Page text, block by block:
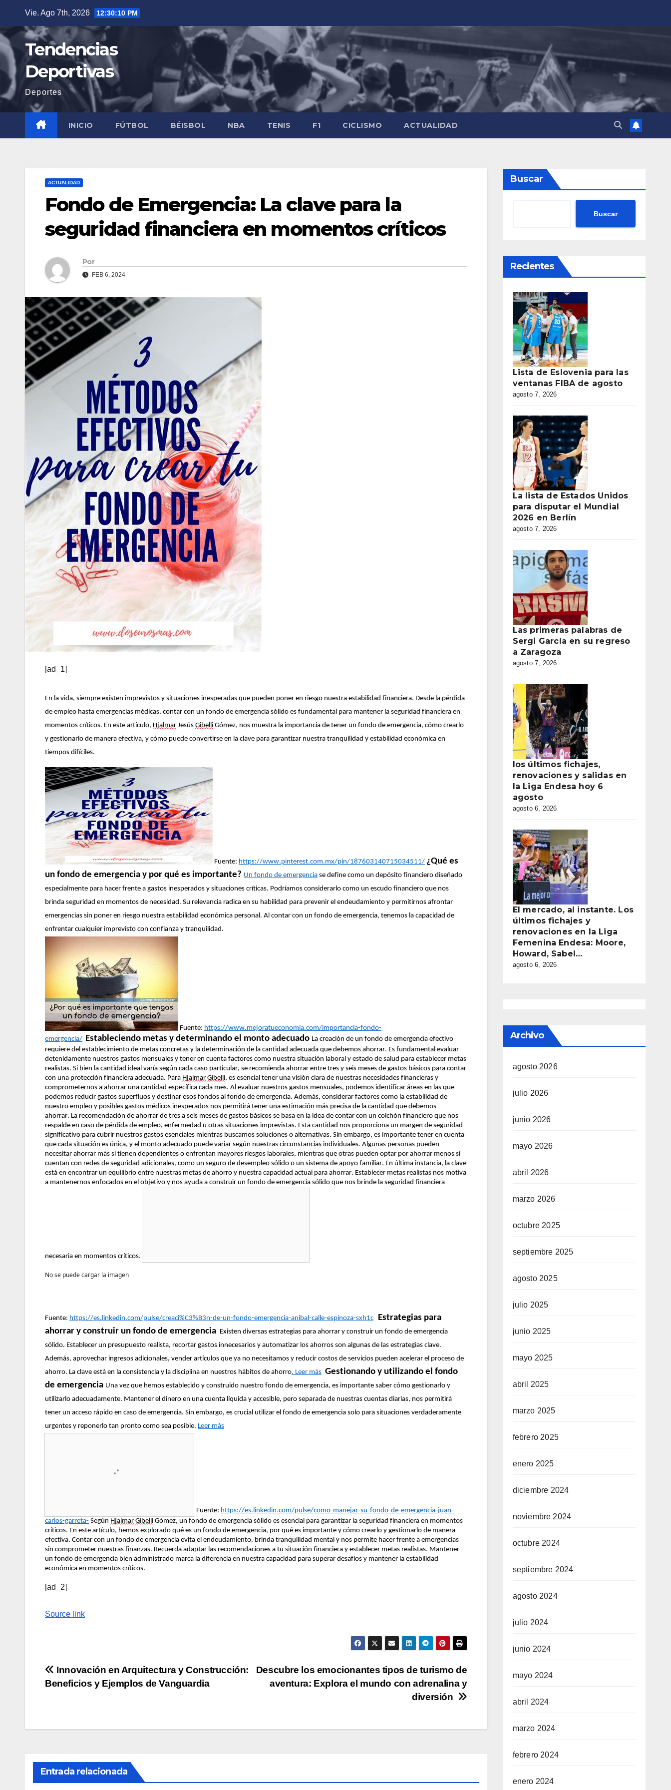
contenido
Vie. Ago 7th, 2026 12:30:11 PM
Tendencias
Deportivas
Deportes
INICIO FÚTBOL BÉISBOL NBA TENIS F1 CICLISMO ACTUALIDAD
ACTUALIDAD
Fondo de Emergencia: La clave para la
seguridad financiera en momentos críticos
Por
FEB 6, 2024
[ad_1]
En la vida, siempre existen imprevistos y situaciones inesperadas que pueden poner en riesgo nuestra estabilidad financiera. Desde la pérdida
de empleo hasta emergencias médicas, contar con un fondo de emergencia sólido es fundamental para mantener la seguridad financiera en
momentos críticos. En este artículo, Hjalmar Jesús Gibelli Gómez, nos muestra la importancia de tener un fondo de emergencia, cómo crearlo
y gestionarlo de manera efectiva, y cómo puede convertirse en la clave para garantizar nuestra tranquilidad y estabilidad económica en
tiempos difíciles.
Fuente: https://www.pinterest.com.mx/pin/187603140715034511/ ¿Qué es
un fondo de emergencia y por qué es importante? Un fondo de emergencia se define como un depósito financiero diseñado
especialmente para hacer frente a gastos inesperados y situaciones críticas. Podríamos considerarlo como un escudo financiero que nos
brinda seguridad en momentos de necesidad. Su relevancia radica en su habilidad para prevenir el endeudamiento y permitirnos afrontar
emergencias sin poner en riesgo nuestra estabilidad económica personal. Al contar con un fondo de emergencia, tenemos la capacidad de
enfrentar cualquier imprevisto con confianza y tranquilidad.
Fuente: https://www.mejoratueconomia.com/importancia-fondo-
emergencia/ Estableciendo metas y determinando el monto adecuado La creación de un fondo de emergencia efectivo
requiere del establecimiento de metas concretas y la determinación de la cantidad adecuada que debemos ahorrar. Es fundamental evaluar
detenidamente nuestros gastos mensuales y tener en cuenta factores como nuestra situación laboral y estado de salud para establecer metas
realistas. Si bien la cantidad ideal varía según cada caso particular, se recomienda ahorrar entre tres y seis meses de gastos básicos para contar
con una protección financiera adecuada. Para Hjalmar Gibelli, es esencial tener una visión clara de nuestras necesidades financieras y
comprometernos a ahorrar una cantidad específica cada mes. Al evaluar nuestros gastos mensuales, podemos identificar áreas en las que
podemos reducir gastos superfluos y destinar esos fondos al fondo de emergencia. Además, considerar factores como la estabilidad de
nuestro empleo y posibles gastos médicos inesperados nos permitirá tener una estimación más precisa de la cantidad que debemos
ahorrar. La recomendación de ahorrar de tres a seis meses de gastos básicos se basa en la idea de contar con un colchón financiero que nos
respalde en caso de pérdida de empleo, enfermedad u otras situaciones imprevistas. Esta cantidad nos proporciona un margen de seguridad
significativo para cubrir nuestros gastos esenciales mientras buscamos soluciones o alternativas. Sin embargo, es importante tener en cuenta
que cada situación es única, y el monto adecuado puede variar según nuestras circunstancias individuales. Algunas personas pueden
necesitar ahorrar más si tienen dependientes o enfrentan mayores riesgos laborales, mientras que otras pueden optar por ahorrar menos si
cuentan con redes de seguridad adicionales, como un seguro de desempleo sólido o un sistema de apoyo familiar. En última instancia, la clave
está en encontrar un equilibrio entre nuestras metas de ahorro y nuestra capacidad actual para ahorrar. Establecer metas realistas nos motiva
a mantenernos enfocados en el objetivo y nos ayuda a construir un fondo de emergencia sólido que nos brinde la seguridad financiera
necesaria en momentos críticos.
No se puede cargar la imagen
Fuente: https://es.linkedin.com/pulse/creaci%C3%B3n-de-un-fondo-emergencia-anibal-calle-espinoza-sxh1c
Estrategias para
ahorrar y construir un fondo de emergencia Existen diversas estrategias para ahorrar y construir un fondo de emergencia
sólido. Establecer un presupuesto realista, recortar gastos innecesarios y automatizar los ahorros son algunas de las estrategias clave.
Además, aprovechar ingresos adicionales, vender artículos que ya no necesitamos y reducir costos de servicios pueden acelerar el proceso de
ahorro. La clave está en la consistencia y la disciplina en nuestros hábitos de ahorro. Leer más Gestionando y utilizando el fondo
de emergencia Una vez que hemos establecido y construido nuestro fondo de emergencia, es importante saber cómo gestionarlo y
utilizarlo adecuadamente. Mantener el dinero en una cuenta líquida y accesible, pero separada de nuestras cuentas diarias, nos permitirá
tener un acceso rápido en caso de emergencia. Sin embargo, es crucial utilizar el fondo de emergencia solo para situaciones verdaderamente
urgentes y reponerlo tan pronto como sea posible. Leer más
Fuente: https://es.linkedin.com/pulse/como-manejar-su-fondo-de-emergencia-juan-
carlos-garreta- Según Hjalmar Gibelli Gómez, un fondo de emergencia sólido es esencial para garantizar la seguridad financiera en momentos
críticos. En este artículo, hemos explorado qué es un fondo de emergencia, por qué es importante y cómo crearlo y gestionarlo de manera
efectiva. Contar con un fondo de emergencia evita el endeudamiento, brinda tranquilidad mental y nos permite hacer frente a emergencias
sin comprometer nuestras finanzas. Recuerda adaptar las recomendaciones a tu situación financiera y establecer metas realistas. Mantener
un fondo de emergencia bien administrado marca la diferencia en nuestra capacidad para superar desafíos y mantener la estabilidad
económica en momentos críticos.
[ad_2]
Source link
Navegación
Descubre los emocionantes tipos de turismo de
aventura: Explora el mundo con adrenalina y
diversión
Innovación en Arquitectura y Construcción:
Beneficios y Ejemplos de Vanguardia
Entrada relacionada
Buscar
Buscar
Recientes
Lista de Eslovenia para las
ventanas FIBA de agosto
agosto 7, 2026
La lista de Estados Unidos
para disputar el Mundial
2026 en Berlín
agosto 7, 2026
Las primeras palabras de
Sergi García en su regreso
a Zaragoza
agosto 7, 2026
los últimos fichajes,
renovaciones y salidas en
la Liga Endesa hoy 6
agosto
agosto 6, 2026
El mercado, al instante. Los
últimos fichajes y
renovaciones en la Liga
Femenina Endesa: Moore,
Howard, Sabel…
agosto 6, 2026
Archivo
agosto 2026
julio 2026
junio 2026
mayo 2026
abril 2026
marzo 2026
octubre 2025
septiembre 2025
agosto 2025
julio 2025
junio 2025
mayo 2025
abril 2025
marzo 2025
febrero 2025
enero 2025
diciembre 2024
noviembre 2024
octubre 2024
septiembre 2024
agosto 2024
julio 2024
junio 2024
mayo 2024
abril 2024
marzo 2024
febrero 2024
enero 2024